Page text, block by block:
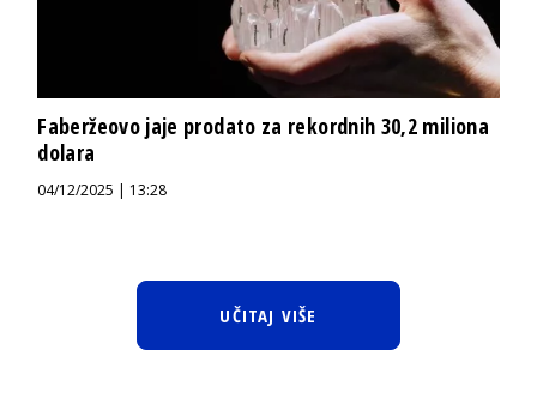
Faberžeovo jaje prodato za rekordnih 30,2 miliona
dolara
04/12/2025 | 13:28
UČITAJ VIŠE